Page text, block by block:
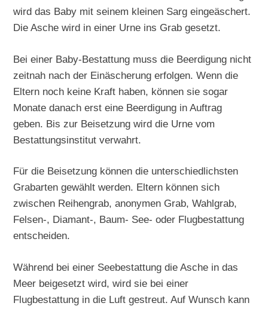
wird das Baby mit seinem kleinen Sarg eingeäschert.
Die Asche wird in einer Urne ins Grab gesetzt.
Bei einer Baby-Bestattung muss die Beerdigung nicht
zeitnah nach der Einäscherung erfolgen. Wenn die
Eltern noch keine Kraft haben, können sie sogar
Monate danach erst eine Beerdigung in Auftrag
geben. Bis zur Beisetzung wird die Urne vom
Bestattungsinstitut verwahrt.
Für die Beisetzung können die unterschiedlichsten
Grabarten gewählt werden. Eltern können sich
zwischen Reihengrab, anonymen Grab, Wahlgrab,
Felsen-, Diamant-, Baum- See- oder Flugbestattung
entscheiden.
Während bei einer Seebestattung die Asche in das
Meer beigesetzt wird, wird sie bei einer
Flugbestattung in die Luft gestreut. Auf Wunsch kann